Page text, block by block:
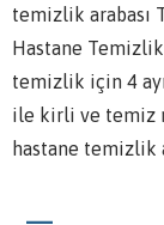
temizlik arabası
Hastane
temizlik için 4
ile kirli ve temiz
hastane temizlik